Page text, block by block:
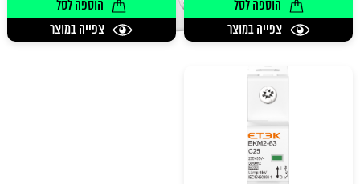
הוספה לסל
צפייה במוצר
הוספה לסל
צפייה במוצר